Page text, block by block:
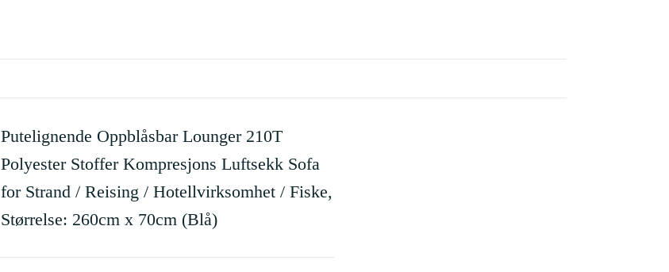
Putelignende Oppblåsbar Lounger 210T
Polyester Stoffer Kompresjons Luftsekk Sofa
for Strand / Reising / Hotellvirksomhet / Fiske,
Størrelse: 260cm x 70cm (Blå)